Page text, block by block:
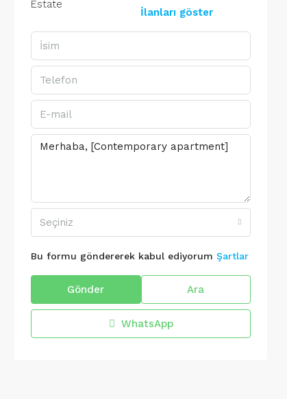
İlanları göster
Seçiniz
Bu formu göndererek kabul ediyorum Şartlar
Gönder Ara
WhatsApp